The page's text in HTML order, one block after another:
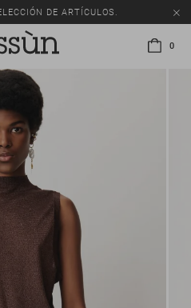
DE ARTÍCULOS.
0